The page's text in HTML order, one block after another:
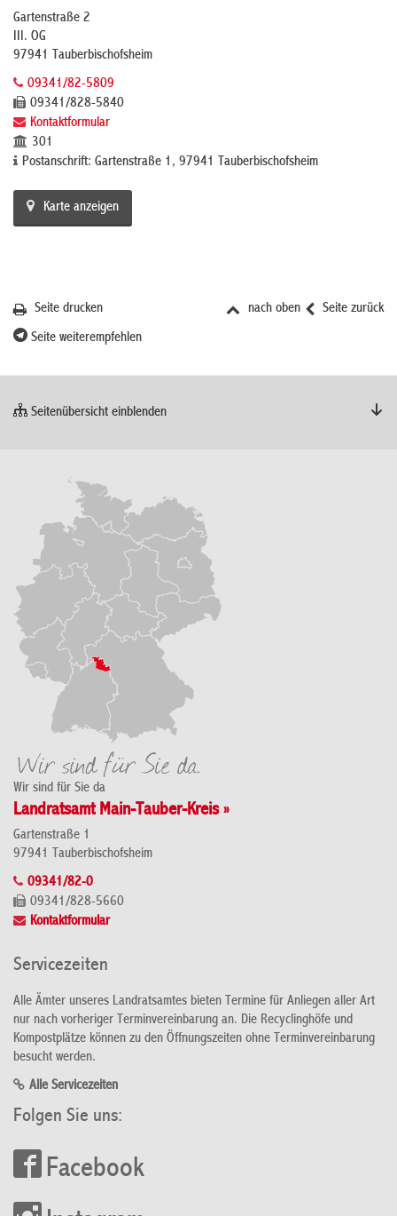
Gartenstraße 2
III. OG
97941 Tauberbischofsheim
09341/82-5809
09341/828-5840
Kontaktformular
301
Postanschrift: Gartenstraße 1, 97941 Tauberbischofsheim
Karte anzeigen
Seite zurück
nach oben
Seite drucken
Seite weiterempfehlen
Seitenübersicht einblenden
Wir sind für Sie da
Landratsamt Main-Tauber-Kreis »
Gartenstraße 1
97941 Tauberbischofsheim
09341/82-0
09341/828-5660
Kontaktformular
Servicezeiten
Alle Ämter unseres Landratsamtes bieten Termine für Anliegen aller Art
nur nach vorheriger Terminvereinbarung an. Die Recyclinghöfe und
Kompostplätze können zu den Öffnungszeiten ohne Terminvereinbarung
besucht werden.
Alle Servicezeiten
Folgen Sie uns:
Facebook